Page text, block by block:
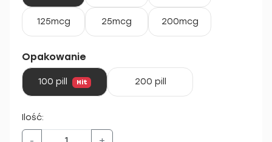
125mcg 25mcg 200mcg
Opakowanie
100 pill Hit 200 pill
Ilość: